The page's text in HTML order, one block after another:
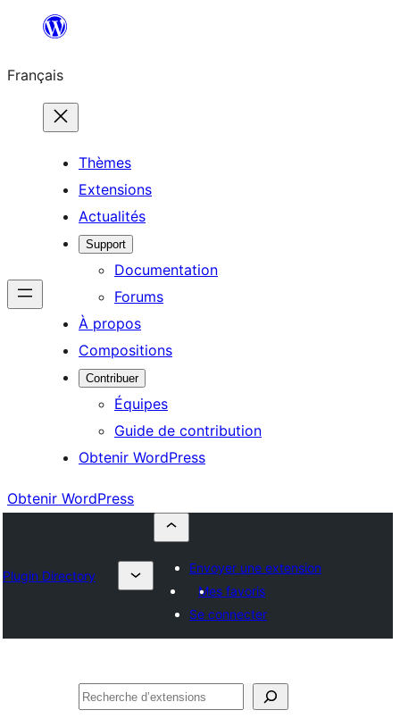
contenu
Français
Thèmes
Extensions
Actualités
Support
Documentation
Forums
À propos
Compositions
Contribuer
Équipes
Guide de contribution
Obtenir WordPress
Obtenir WordPress
Plugin Directory
Envoyer une extension
Mes favoris
Se connecter
Rechercher